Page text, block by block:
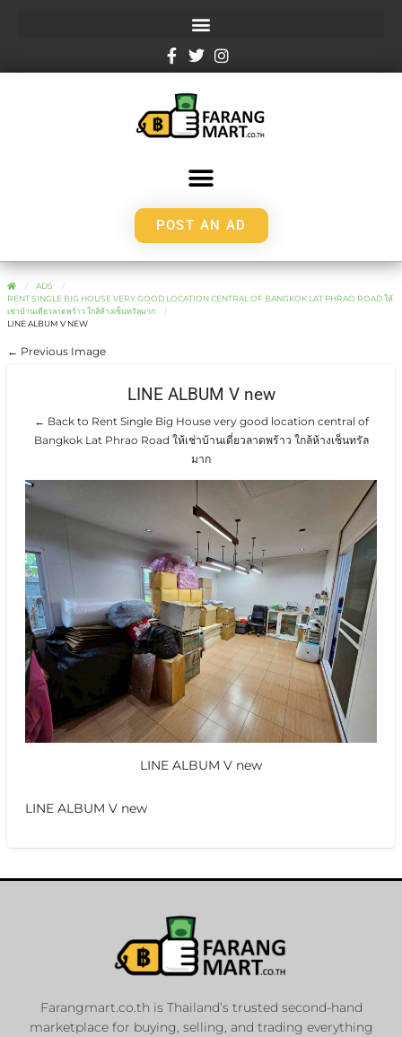
POST AN AD
ADS
RENT SINGLE BIG HOUSE VERY GOOD LOCATION CENTRAL OF BANGKOK LAT PHRAO ROAD ให้
เช่าบ้านเดี่ยวลาดพร้าว ใกล้ห้างเซ็นทรัลมาก
LINE ALBUM V NEW
← Previous Image
LINE ALBUM V new
← Back to Rent Single Big House very good location central of
Bangkok Lat Phrao Road ให้เช่าบ้านเดี่ยวลาดพร้าว ใกล้ห้างเซ็นทรัล
มาก
LINE ALBUM V new
LINE ALBUM V new
Farangmart.co.th is Thailand’s trusted second-hand
marketplace for buying, selling, and trading everything